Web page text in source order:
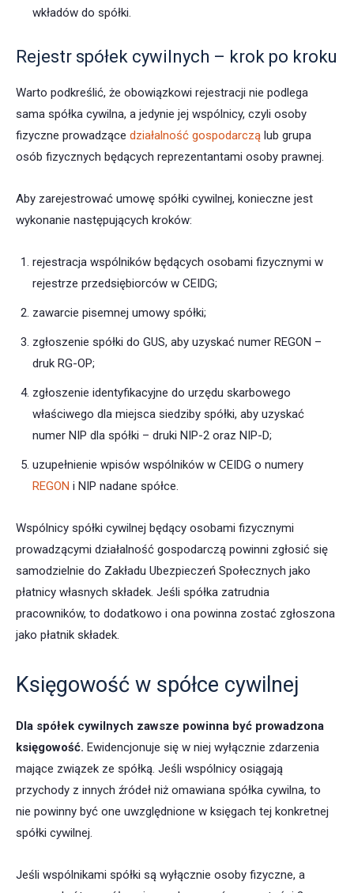
wkładów do spółki.
Rejestr spółek cywilnych – krok po kroku
Warto podkreślić, że obowiązkowi rejestracji nie podlega
sama spółka cywilna, a jedynie jej wspólnicy, czyli osoby
fizyczne prowadzące działalność gospodarczą lub grupa
osób fizycznych będących reprezentantami osoby prawnej.
Aby zarejestrować umowę spółki cywilnej, konieczne jest
wykonanie następujących kroków:
rejestracja wspólników będących osobami fizycznymi w
rejestrze przedsiębiorców w CEIDG;
zawarcie pisemnej umowy spółki;
zgłoszenie spółki do GUS, aby uzyskać numer REGON –
druk RG-OP;
zgłoszenie identyfikacyjne do urzędu skarbowego
właściwego dla miejsca siedziby spółki, aby uzyskać
numer NIP dla spółki – druki NIP-2 oraz NIP-D;
uzupełnienie wpisów wspólników w CEIDG o numery
REGON i NIP nadane spółce.
Wspólnicy spółki cywilnej będący osobami fizycznymi
prowadzącymi działalność gospodarczą powinni zgłosić się
samodzielnie do Zakładu Ubezpieczeń Społecznych jako
płatnicy własnych składek. Jeśli spółka zatrudnia
pracowników, to dodatkowo i ona powinna zostać zgłoszona
jako płatnik składek.
Księgowość w spółce cywilnej
Dla spółek cywilnych zawsze powinna być prowadzona
księgowość. Ewidencjonuje się w niej wyłącznie zdarzenia
mające związek ze spółką. Jeśli wspólnicy osiągają
przychody z innych źródeł niż omawiana spółka cywilna, to
nie powinny być one uwzględnione w księgach tej konkretnej
spółki cywilnej.
Jeśli wspólnikami spółki są wyłącznie osoby fizyczne, a